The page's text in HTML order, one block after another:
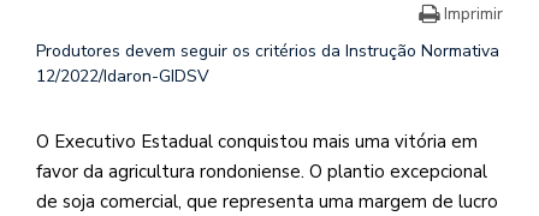
Imprimir
Produtores devem seguir os critérios da Instrução Normativa
12/2022/Idaron-GIDSV
O Executivo Estadual conquistou mais uma vitória em
favor da agricultura rondoniense. O plantio excepcional
de soja comercial, que representa uma margem de lucro